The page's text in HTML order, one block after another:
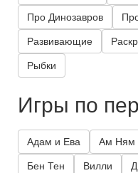
Про Динозавров
Развивающие
Рыбки
Игры по
Адам и Ева Ам Ням
Бен Тен Вилли